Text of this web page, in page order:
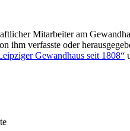
Mitarbeiter am
verfasste oder
Gewandhaus seit 1808“